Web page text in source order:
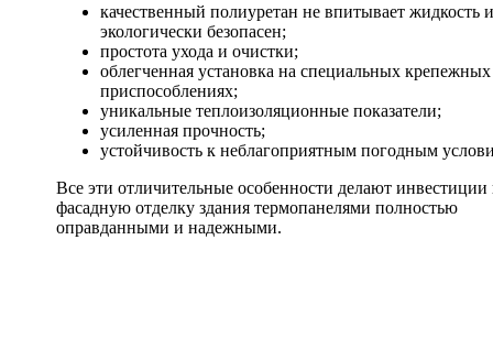
качественный полиуретан не впитывает жидкость
экологически безопасен;
простота ухода и очистки;
облегченная установка на специальных крепежных
приспособлениях;
уникальные теплоизоляционные показатели;
усиленная прочность;
устойчивость к неблагоприятным погодным
Все эти отличительные особенности делают инвестиции
фасадную отделку здания термопанелями полностью
оправданными и надежными.